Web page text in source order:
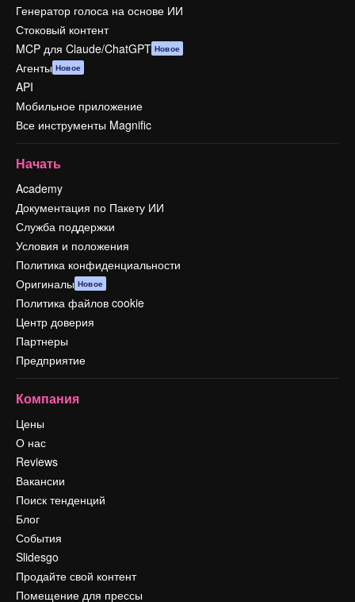
Генератор голоса на основе ИИ
Стоковый контент
MCP для Claude/ChatGPT Новое
Агенты Новое
API
Мобильное приложение
Все инструменты Magnific
Начать
Academy
Документация по Пакету ИИ
Служба поддержки
Условия и положения
Политика конфиденциальности
Оригиналы Новое
Политика файлов cookie
Центр доверия
Партнеры
Предприятие
Компания
Цены
О нас
Reviews
Вакансии
Поиск тенденций
Блог
События
Slidesgo
Продайте свой контент
Помещение для прессы